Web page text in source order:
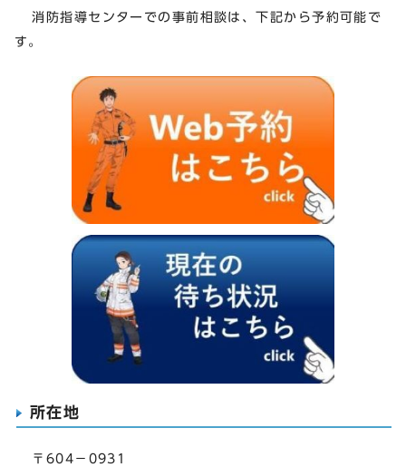
消防指導センターでの事前相談は、下記から予約可能で
す。
所在地
〒604－0931